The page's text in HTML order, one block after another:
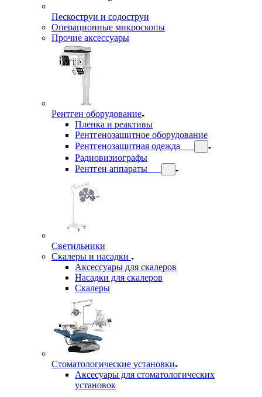
Пескоструи и содоструи
Операционные микроскопы
Прочие аксессуары
Рентген оборудование
Пленка и реактивы
Рентгенозащитное оборудование
Рентгенозащитная одежда
Радиовизиографы
Рентген аппараты
Светильники
Скалеры и насадки
Аксессуары для скалеров
Насадки для скалеров
Скалеры
Стоматологические установки
Аксесуары для стоматологических
установок